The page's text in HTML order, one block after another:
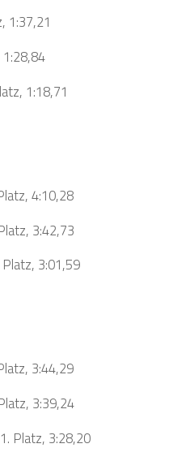
1:37,21
1:28,84
1:18,71
4:10,28
3:42,73
Platz, 3:01,59
3:44,29
3:39,24
Platz, 3:28,20